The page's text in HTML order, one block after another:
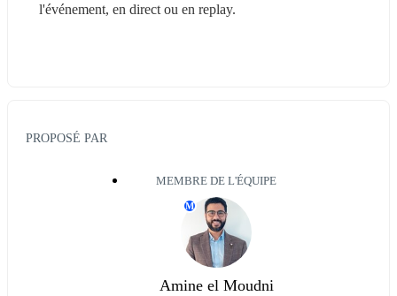
l'événement, en direct ou en replay.
PROPOSÉ PAR
MEMBRE DE L'ÉQUIPE
M
Amine el Moudni